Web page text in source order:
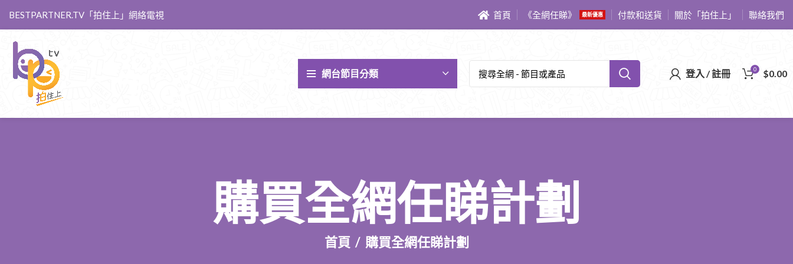
BESTPARTNER.TV「拍住上」網絡電視 首頁 《全網任睇》 最新優惠 付款和送貨 關於「拍住上」 聯絡我們
網台節目分類 登入 / 註冊 0 $0.00
購買全網任睇計劃
首頁 購買全網任睇計劃